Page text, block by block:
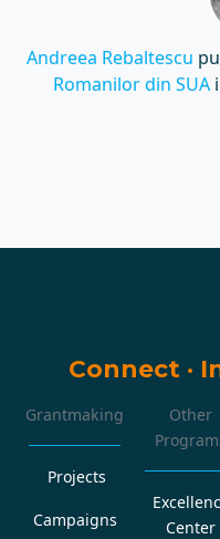
Andreea Rebaltescu
Romanilor din SUA
Connect ·
Grantmaking
Projects
Campaigns
Other
Center